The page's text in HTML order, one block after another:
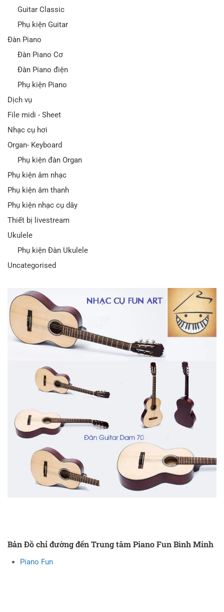
Guitar Classic
Phụ kiện Guitar
Đàn Piano
Đàn Piano Cơ
Đàn Piano điện
Phụ kiện Piano
Dịch vụ
File midi - Sheet
Nhạc cụ hơi
Organ- Keyboard
Phụ kiện đàn Organ
Phụ kiện âm nhạc
Phụ kiện âm thanh
Phụ kiện nhạc cụ dây
Thiết bị livestream
Ukulele
Phụ kiện Đàn Ukulele
Uncategorised
Bản Đồ chỉ đường đến Trung tâm Piano Fun Bình Minh
Piano Fun